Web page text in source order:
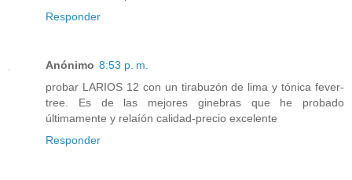
Responder
Anónimo 8:53 p. m.
probar LARIOS 12 con un tirabuzón de lima y tónica fever-
tree. Es de las mejores ginebras que he probado
últimamente y relaíón calidad-precio excelente
Responder